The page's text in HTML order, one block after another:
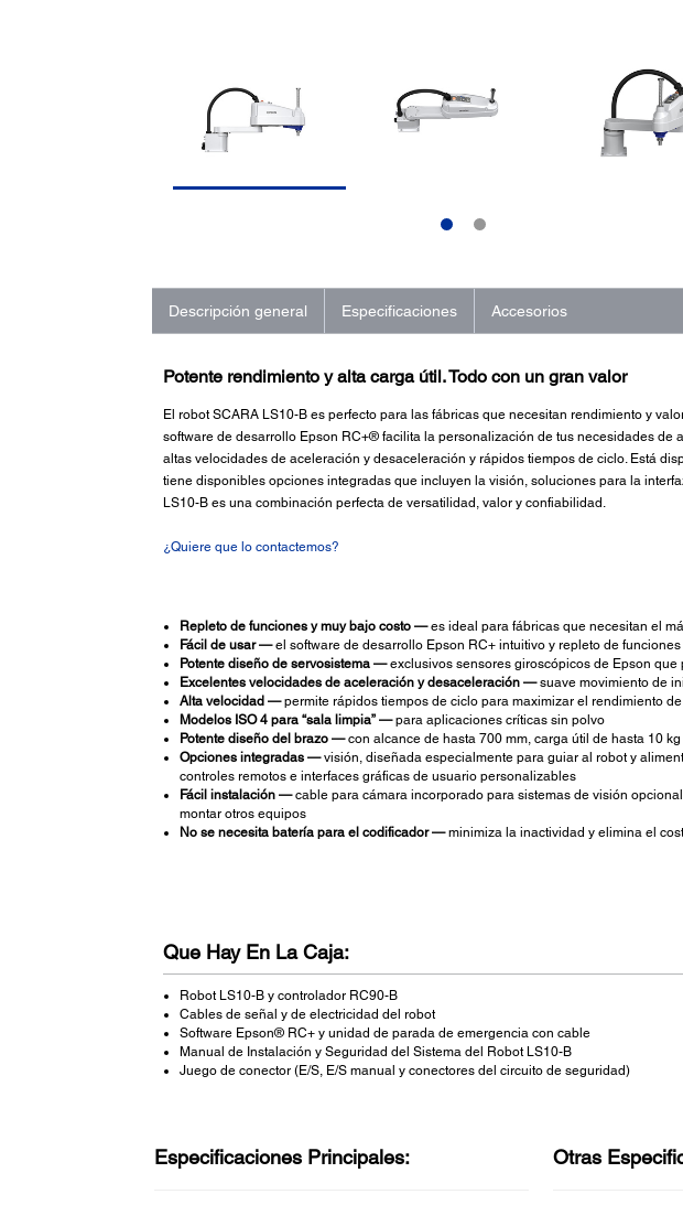
Descripción general Especificaciones Accesorios
Potente rendimiento y alta carga útil. Todo con un gran valor
El robot SCARA LS10-B es perfecto para las fábricas que necesitan rendimiento y
software de desarrollo Epson RC+® facilita la personalización de tus necesidades
altas velocidades de aceleración y desaceleración y rápidos tiempos de ciclo. Está
tiene disponibles opciones integradas que incluyen la visión, soluciones para la
LS10-B es una combinación perfecta de versatilidad, valor y confiabilidad.
¿Quiere que lo contactemos?
Repleto de funciones y muy bajo costo —es ideal para fábricas que necesitan el
Fácil de usar —el software de desarrollo Epson RC+ intuitivo y repleto de
Potente diseño de servosistema —exclusivos sensores giroscópicos de Epson
Excelentes velocidades de aceleración y desaceleración —suave movimiento de
Alta velocidad —permite rápidos tiempos de ciclo para maximizar el rendimiento
Modelos ISO 4 para “sala limpia” —para aplicaciones críticas sin polvo
Potente diseño del brazo —con alcance de hasta 700 mm, carga útil de hasta 10
Opciones integradas —visión, diseñada especialmente para guiar al robot y
controles remotos e interfaces gráficas de usuario personalizables
Fácil instalación —cable para cámara incorporado para sistemas de visión
montar otros equipos
No se necesita batería para el codificador —minimiza la inactividad y elimina el
Que Hay En La Caja:
Robot LS10-B y controlador RC90-B
Cables de señal y de electricidad del robot
Software Epson® RC+ y unidad de parada de emergencia con cable
Manual de Instalación y Seguridad del Sistema del Robot LS10-B
Juego de conector (E/S, E/S manual y conectores del circuito de seguridad)
Especificaciones Principales: Otras